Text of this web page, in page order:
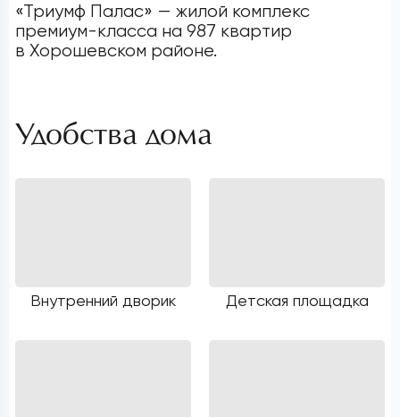
«Триумф Палас» — жилой комплекс
премиум-класса на 987 квартир
в Хорошевском районе.
Удобства дома
Внутренний дворик Детская площадка